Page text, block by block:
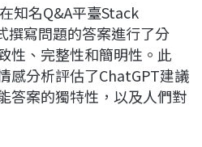
知名Q&A平臺Stack
撰寫問題的答案進行了分
性、完整性和簡明性。此
感分析評估了ChatGPT建議
答案的獨特性，以及人們對